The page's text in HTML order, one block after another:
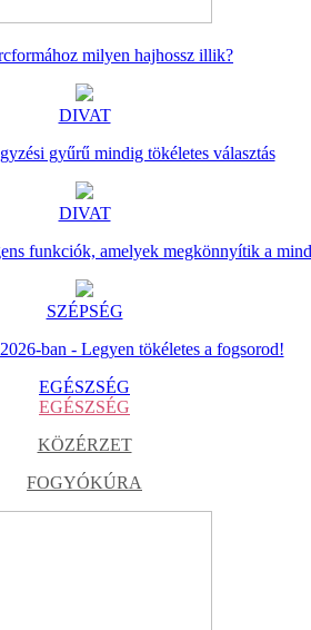
milyen hajhossz illik?
DIVAT
gyűrű mindig tökéletes választás
DIVAT
funkciók, amelyek megkönnyítik a
SZÉPSÉG
ban - Legyen tökéletes a fogsorod!
EGÉSZSÉG
EGÉSZSÉG
KÖZÉRZET
FOGYÓKÚRA